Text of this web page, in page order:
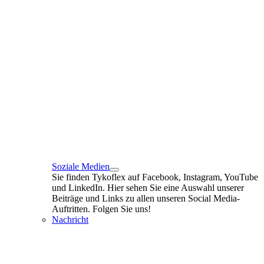
Soziale Medien
Sie finden Tykoflex auf Facebook, Instagram, YouTube
und LinkedIn. Hier sehen Sie eine Auswahl unserer
Beiträge und Links zu allen unseren Social Media-
Auftritten. Folgen Sie uns!
Nachricht